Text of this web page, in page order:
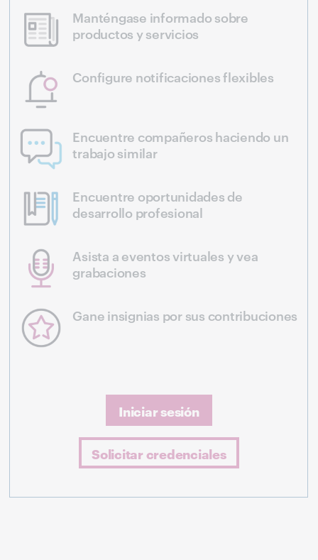
Manténgase informado sobre
productos y servicios
Configure notificaciones flexibles
Encuentre compañeros haciendo un
trabajo similar
Encuentre oportunidades de
desarrollo profesional
Asista a eventos virtuales y vea
grabaciones
Gane insignias por sus contribuciones
Iniciar sesión
Solicitar credenciales